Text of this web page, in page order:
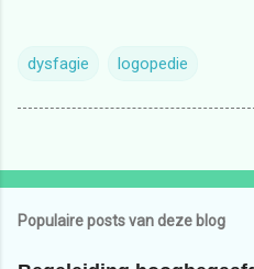
dysfagie logopedie
Populaire posts van deze blog